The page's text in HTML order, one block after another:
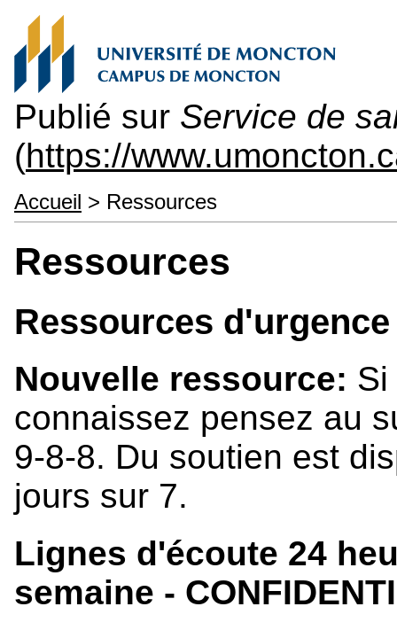
Publié sur Service de
(https://
Accueil > Ressources
Ressources
Ressources d'urgence
Nouvelle ressource:
connaissez pensez au
9-8-8. Du soutien est
jours sur 7.
Lignes d'écoute 24
semaine -